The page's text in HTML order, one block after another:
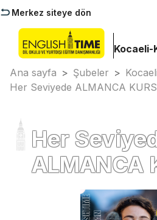
Merkez siteye dön
Kocaeli-
Ana sayfa > Şubeler > Kocaeli
Her Seviyede ALMANCA
Her
ALMANCA